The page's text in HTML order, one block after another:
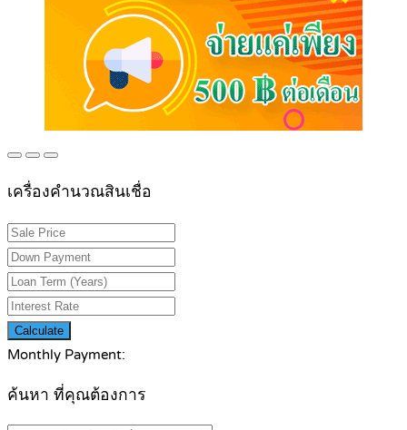
เครื่องคำนวณสินเชื่อ
Calculate
Monthly Payment:
ค้นหา ที่คุณต้องการ